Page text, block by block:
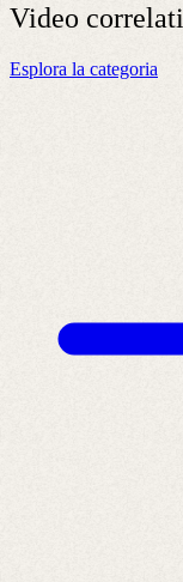
Video correlati
Esplora la categoria